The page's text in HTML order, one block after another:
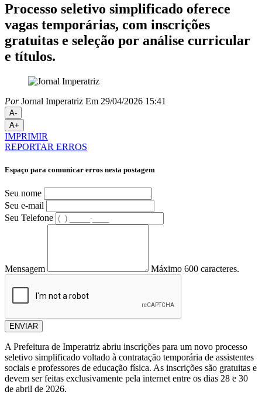
Processo seletivo simplificado oferece
vagas temporárias, com inscrições
gratuitas e seleção por análise curricular
e títulos.
PorJornal Imperatriz Em 29/04/2026 15:41
A-
A+
IMPRIMIR
REPORTAR ERROS
Espaço para comunicar erros nesta postagem
Seu nome
Seu e-mail
Seu Telefone
Mensagem Máximo 600 caracteres.
ENVIAR
A Prefeitura de Imperatriz abriu inscrições para um novo processo
seletivo simplificado voltado à contratação temporária de assistentes
sociais e professores de educação física. As inscrições são gratuitas e
devem ser feitas exclusivamente pela internet entre os dias 28 e 30
de abril de 2026.